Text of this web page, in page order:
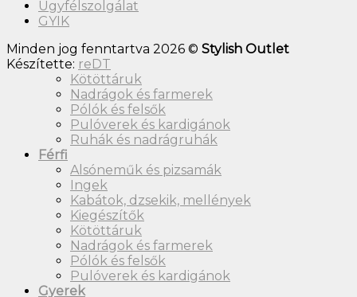
Ügyfélszolgálat
GYIK
Minden jog fenntartva 2026 © Stylish Outlet
Készítette: reDT
Kötöttáruk
Nadrágok és farmerek
Pólók és felsők
Pulóverek és kardigánok
Ruhák és nadrágruhák
Férfi
Alsóneműk és pizsamák
Ingek
Kabátok, dzsekik, mellények
Kiegészítők
Kötöttáruk
Nadrágok és farmerek
Pólók és felsők
Pulóverek és kardigánok
Gyerek